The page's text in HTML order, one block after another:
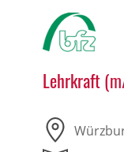
Lehrkraft